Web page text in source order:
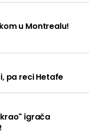
u Montrealu!
pa reci Hetafe
igrača